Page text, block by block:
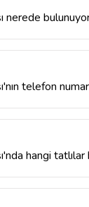
nerede
telefon
hangi